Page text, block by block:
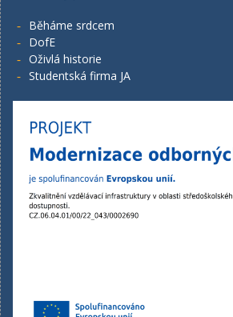
Běháme srdcem
DofE
Oživlá historie
Studentská firma JA